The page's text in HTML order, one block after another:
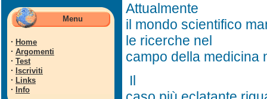
Menu
· Home
· Argomenti
· Test
· Iscriviti
· Links
· Info
Attualmente
il mondo scientifico
le ricerche nel
campo della medicina
Il